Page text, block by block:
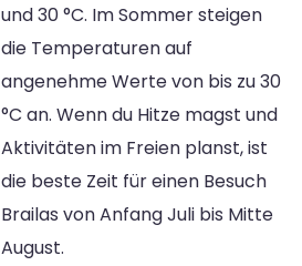
und 30 °C. Im Sommer steigen
die Temperaturen auf
angenehme Werte von bis zu 30
°C an. Wenn du Hitze magst und
Aktivitäten im Freien planst, ist
die beste Zeit für einen Besuch
Brailas von Anfang Juli bis Mitte
August.